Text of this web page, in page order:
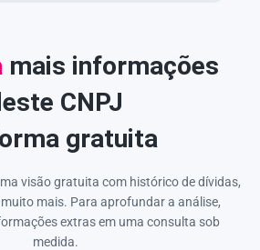
mais informações
CNPJ
gratuita
visão gratuita com histórico de dívidas,
mais. Para aprofundar a análise,
extras em uma consulta sob
medida.